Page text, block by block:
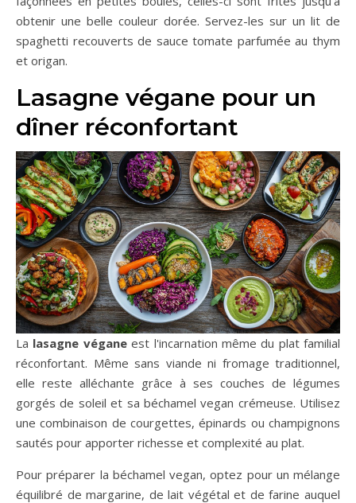
obtenir une belle couleur dorée. Servez-les sur un lit de
spaghetti recouverts de sauce tomate parfumée au thym
et origan.
Lasagne végane pour un
dîner réconfortant
La lasagne véganeest l'incarnation même du plat familial
réconfortant. Même sans viande ni fromage traditionnel,
elle reste alléchante grâce à ses couches de légumes
gorgés de soleil et sa béchamel vegan crémeuse. Utilisez
une combinaison de courgettes, épinards ou champignons
sautés pour apporter richesse et complexité au plat.
Pour préparer la béchamel vegan, optez pour un mélange
équilibré de margarine, de lait végétal et de farine auquel